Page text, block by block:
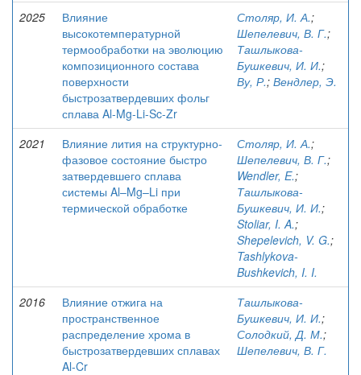
2025
Влияние
высокотемпературной
термообработки на эволюцию
композиционного состава
поверхности
быстрозатвердевших фольг
сплава Al-Mg-Li-Sc-Zr
Столяр, И. А.;
Шепелевич, В. Г.;
Ташлыкова-
Бушкевич, И. И.;
Ву, Р.; Вендлер, Э.
2021
Влияние лития на структурно-
фазовое состояние быстро
затвердевшего сплава
системы Al–Mg–Li при
термической обработке
Столяр, И. А.;
Шепелевич, В. Г.;
Wendler, E.;
Ташлыкова-
Бушкевич, И. И.;
Stoliar, I. A.;
Shepelevich, V. G.;
Tashlykova-
Bushkevich, I. I.
2016
Влияние отжига на
пространственное
распределение хрома в
быстрозатвердевших сплавах
Al-Cr
Ташлыкова-
Бушкевич, И. И.;
Солодкий, Д. М.;
Шепелевич, В. Г.